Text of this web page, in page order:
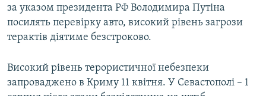
за указом президента РФ Володимира Путіна
посилять перевірку авто, високий рівень загрози
терактів діятиме безстроково.
Високий рівень терористичної небезпеки
запроваджено в Криму 11 квітня. У Севастополі – 1